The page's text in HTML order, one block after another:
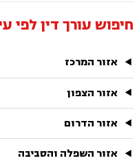
חיפוש עורך דין לפי
אזור המרכז
אזור הצפון
אזור הדרום
אזור השפלה והסביבה